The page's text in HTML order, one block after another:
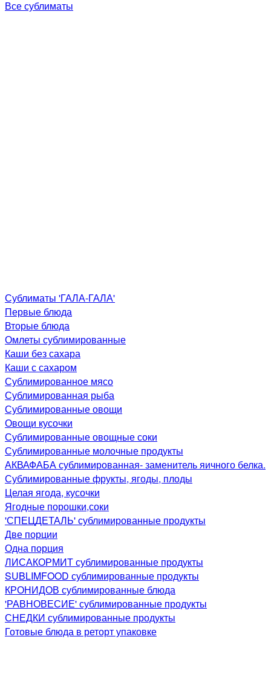
Все сублиматы
Сублиматы 'ГАЛА-ГАЛА'
Первые блюда
Вторые блюда
Омлеты сублимированные
Каши без сахара
Каши с сахаром
Сублимированное мясо
Сублимированная рыба
Сублимированные овощи
Овощи кусочки
Сублимированные овощные соки
Сублимированные молочные продукты
АКВАФАБА сублимированная- заменитель яичного белка.
Сублимированные фрукты, ягоды, плоды
Целая ягода, кусочки
Ягодные порошки,соки
'СПЕЦДЕТАЛЬ' сублимированные продукты
Две порции
Одна порция
ЛИСАКОРМИТ сублимированные продукты
SUBLIMFOOD сублимированные продукты
КРОНИДОВ сублимированные блюда
'РАВНОВЕСИЕ' сублимированные продукты
СНЕДКИ сублимированные продукты
Готовые блюда в реторт упаковке